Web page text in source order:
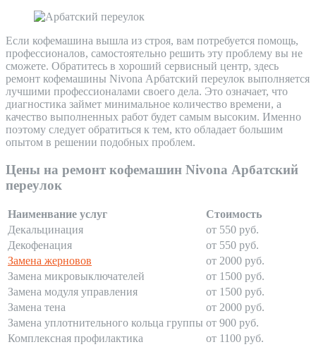
Если кофемашина вышла из строя, вам потребуется помощь,
профессионалов, самостоятельно решить эту проблему вы не
сможете. Обратитесь в хороший сервисный центр, здесь
ремонт кофемашины Nivona Арбатский переулок выполняется
лучшими профессионалами своего дела. Это означает, что
диагностика займет минимальное количество времени, а
качество выполненных работ будет самым высоким. Именно
поэтому следует обратиться к тем, кто обладает большим
опытом в решении подобных проблем.
Цены на ремонт кофемашин Nivona Арбатский
переулок
Наименвание услуг
Стоимость
Декальцинация
от 550 руб.
Декофенация
от 550 руб.
Замена жерновов
от 2000 руб.
Замена микровыключателей
от 1500 руб.
Замена модуля управления
от 1500 руб.
Замена тена
от 2000 руб.
Замена уплотнительного кольца группы от 900 руб.
Комплексная профилактика
от 1100 руб.